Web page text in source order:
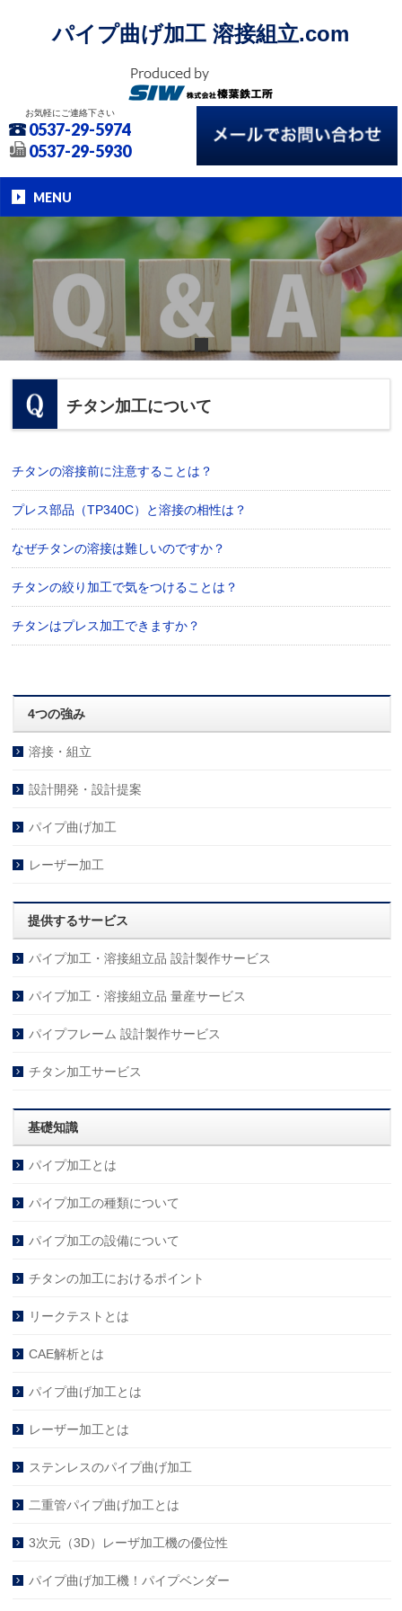
パイプ曲げ加工 溶接組立.com
お気軽にご連絡下さい
0537-29-5974
0537-29-5930
MENU
チタン加工について
チタンの溶接前に注意することは？
プレス部品（TP340C）と溶接の相性は？
なぜチタンの溶接は難しいのですか？
チタンの絞り加工で気をつけることは？
チタンはプレス加工できますか？
4つの強み
溶接・組立
設計開発・設計提案
パイプ曲げ加工
レーザー加工
提供するサービス
パイプ加工・溶接組立品 設計製作サービス
パイプ加工・溶接組立品 量産サービス
パイプフレーム 設計製作サービス
チタン加工サービス
基礎知識
パイプ加工とは
パイプ加工の種類について
パイプ加工の設備について
チタンの加工におけるポイント
リークテストとは
CAE解析とは
パイプ曲げ加工とは
レーザー加工とは
ステンレスのパイプ曲げ加工
二重管パイプ曲げ加工とは
3次元（3D）レーザ加工機の優位性
パイプ曲げ加工機！パイプベンダー